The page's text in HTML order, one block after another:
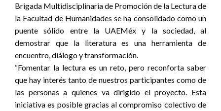
Brigada Multidisciplinaria de Promoción de la Lectura de
la Facultad de Humanidades se ha consolidado como un
puente sólido entre la UAEMéx y la sociedad, al
demostrar que la literatura es una herramienta de
encuentro, diálogo y transformación.
“Fomentar la lectura es un reto, pero reconforta saber
que hay interés tanto de nuestros participantes como de
las personas a quienes va dirigido el proyecto. Esta
iniciativa es posible gracias al compromiso colectivo de